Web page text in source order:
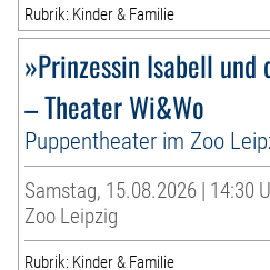
Rubrik: Kinder & Familie
»Prinzessin Isabell
– Theater Wi&Wo
Puppentheater im Zoo
Samstag, 15.08.2026 | 14:30
Zoo Leipzig
Rubrik: Kinder & Familie